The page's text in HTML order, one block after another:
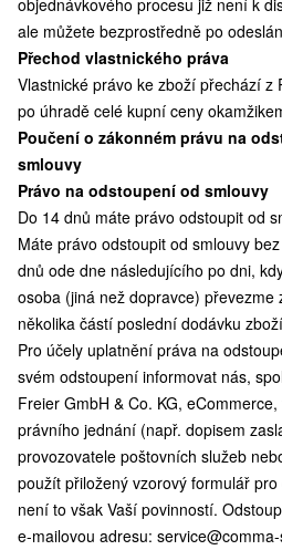
objednávkového procesu již není k
ale můžete bezprostředně po
Přechod vlastnického práva
Vlastnické právo ke zboží přechází
po úhradě celé kupní ceny
Poučení o zákonném právu na
smlouvy
Právo na odstoupení od smlouvy
Do 14 dnů máte právo odstoupit od
Máte právo odstoupit od smlouvy
dnů ode dne následujícího po dni,
osoba (jiná než dopravce)
několika částí poslední dodávku
Pro účely uplatnění práva na
svém odstoupení informovat nás,
Freier GmbH & Co. KG,
právního jednání (např. dopisem
provozovatele poštovních služeb
použít přiložený vzorový formulář
není to však Vaší povinností.
e-mailovou adresu: